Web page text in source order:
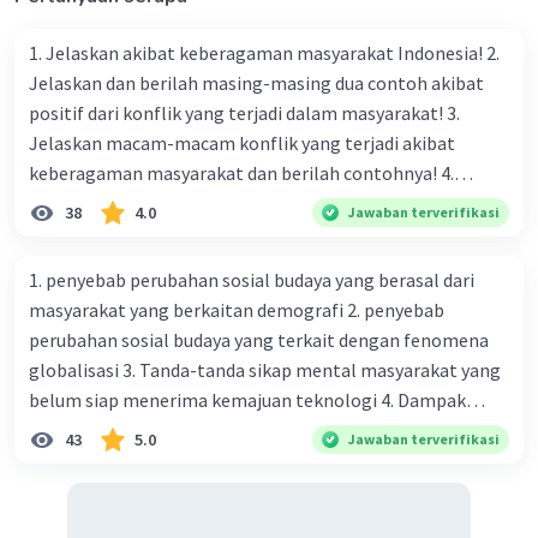
Kontraktor: Kontraktor bekerja sama
dengan desainer interior untuk mengatur
dan mengatur pembuatan ruangan sesuai
dengan desain yang telah dibuat
: Arsitek bekerja sama dengan
desainer interior untuk membuat desain
ruangan yang estetis dan fungsional
bekerja sama dengan desainer interior
untuk membuat perancangan desain
ruangan yang lebih detil, seperti pilihan
warna, tema, bahan, dan peralatan
Pemasok: Pemasok bekerja sama dengan
desainer interior untuk membantu mencari
berbagai barang yang harus dibeli,
1. Jelaskan akibat keberagaman masyarakat Indonesia! 2.
Jelaskan dan berilah masing-masing dua contoh akibat
positif dari konflik yang terjadi dalam masyarakat! 3.
Jelaskan macam-macam konflik yang terjadi akibat
keberagaman masyarakat dan berilah contohnya! 4.
Mengapa dalam masyarakat yang memiliki keberagaman
bahasa, dan budaya. Berdasarkan pernyataan tersebut,
apa yang dapat kalian lakukan untuk menjaga
keberagaman supaya terhindar dari konflik?
38 4.0 Jawaban terverifikasi
1. penyebab perubahan sosial budaya yang berasal dari
masyarakat yang berkaitan demografi 2. penyebab
perubahan sosial budaya yang terkait dengan fenomena
globalisasi 3. Tanda-tanda sikap mental masyarakat yang
belum siap menerima kemajuan teknologi 4. Dampak
modernisasi dalam kehidupan sosial masyarakat 5.
Kegiatan manusia di bidang ekonomi yang menunjukkan
43 5.0 Jawaban terverifikasi